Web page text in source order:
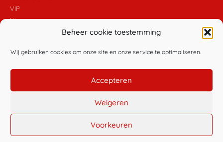
Beheer cookie toestemming
Wij gebruiken cookies om onze site en onze service te optimaliseren.
Accepteren
Weigeren
Voorkeuren
VIP
Nieuws